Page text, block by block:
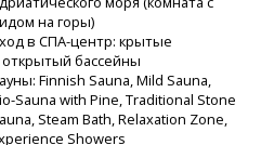
на горы)
в СПА-центр: крытые
бассейны
Finnish Sauna, Mild Sauna,
Sauna with Pine, Traditional Stone
Steam Bath, Relaxation Zone,
Showers